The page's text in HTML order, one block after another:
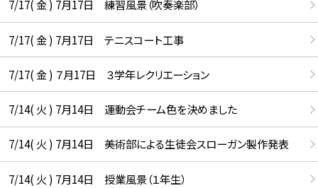
7/17( 金 ) 7月17日 練習風景（吹奏楽部）
7/17( 金 ) 7月17日 テニスコート工事
7/17( 金 ) ７月17日 ３学年レクリエーション
7/14( 火 ) 7月14日 運動会チーム色を決めました
7/14( 火 ) 7月14日 美術部による生徒会スローガン製作発表
7/14( 火 ) 7月14日 授業風景（１年生）